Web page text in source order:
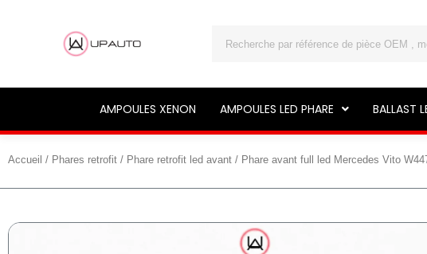
AMPOULES XENON AMPOULES LED PHARE BALLAST
Accueil / Phares retrofit / Phare retrofit led avant / Phare avant full led Mercedes Vito